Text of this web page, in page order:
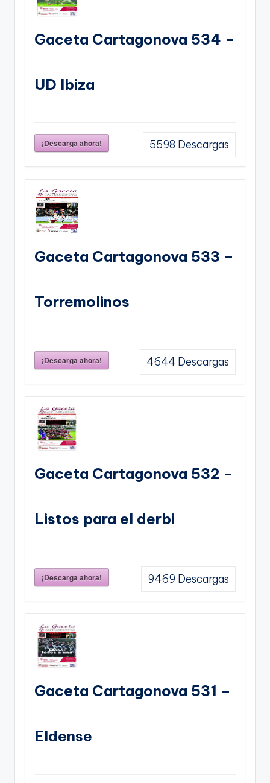
Gaceta Cartagonova 534 –
UD Ibiza
¡Descarga ahora! 5598 Descargas
Gaceta Cartagonova 533 –
Torremolinos
¡Descarga ahora! 4644 Descargas
Gaceta Cartagonova 532 –
Listos para el derbi
¡Descarga ahora! 9469 Descargas
Gaceta Cartagonova 531 –
Eldense